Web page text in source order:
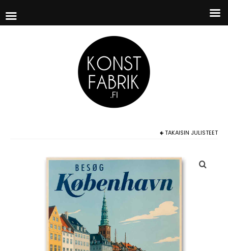
TAKAISIN JULISTEET